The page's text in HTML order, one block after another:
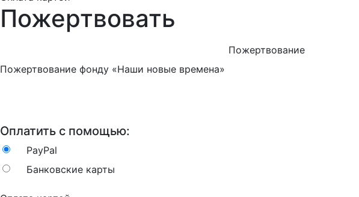
Пожертвовать
Пожертвование
Пожертвование фонду «Наши новые времена»
Оплатить с помощью:
PayPal
Банковские карты